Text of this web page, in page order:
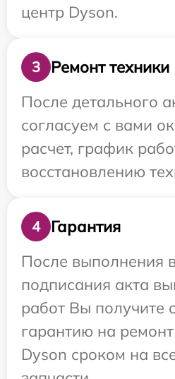
центр Dyson.
3
Ремонт техники
После детального
согласуем с вами
расчет, график
восстановлению
4
Гарантия
После выполнения
подписания акта
работ Вы получите
гарантию на ремонт
Dyson сроком на